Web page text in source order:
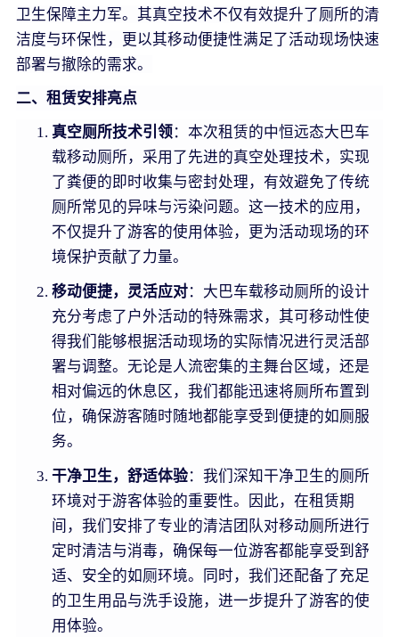
卫生保障主力军。其真空技术不仅有效提升了厕所的清
洁度与环保性，更以其移动便捷性满足了活动现场快速
部署与撤除的需求。
二、租赁安排亮点
真空厕所技术引领：本次租赁的中恒远态大巴车
载移动厕所，采用了先进的真空处理技术，实现
了粪便的即时收集与密封处理，有效避免了传统
厕所常见的异味与污染问题。这一技术的应用，
不仅提升了游客的使用体验，更为活动现场的环
境保护贡献了力量。
移动便捷，灵活应对：大巴车载移动厕所的设计
充分考虑了户外活动的特殊需求，其可移动性使
得我们能够根据活动现场的实际情况进行灵活部
署与调整。无论是人流密集的主舞台区域，还是
相对偏远的休息区，我们都能迅速将厕所布置到
位，确保游客随时随地都能享受到便捷的如厕服
务。
干净卫生，舒适体验：我们深知干净卫生的厕所
环境对于游客体验的重要性。因此，在租赁期
间，我们安排了专业的清洁团队对移动厕所进行
定时清洁与消毒，确保每一位游客都能享受到舒
适、安全的如厕环境。同时，我们还配备了充足
的卫生用品与洗手设施，进一步提升了游客的使
用体验。